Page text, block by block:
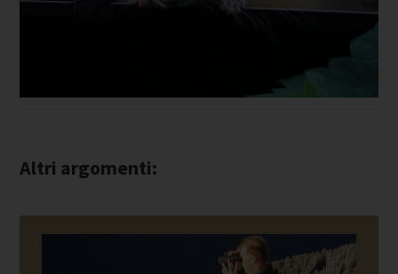
Altri argomenti: